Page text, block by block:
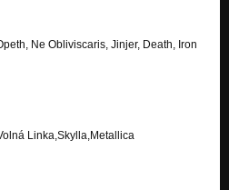
Ne Obliviscaris, Jinjer, Death, Iron
Linka,Skylla,Metallica